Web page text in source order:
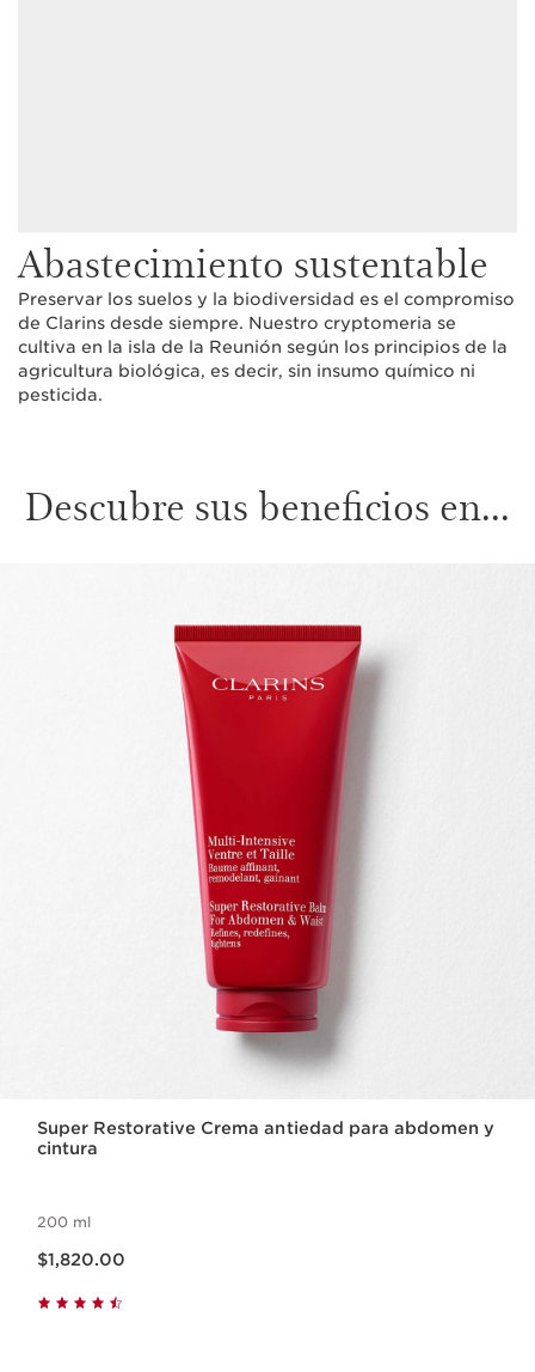
Abastecimiento sustentable
Preservar los suelos y la biodiversidad es el compromiso
de Clarins desde siempre. Nuestro cryptomeria se
cultiva en la isla de la Reunión según los principios de la
agricultura biológica, es decir, sin insumo químico ni
pesticida.
Descubre sus beneficios en...
Super Restorative Crema antiedad para abdomen y
cintura
200 ml
$1,820.00